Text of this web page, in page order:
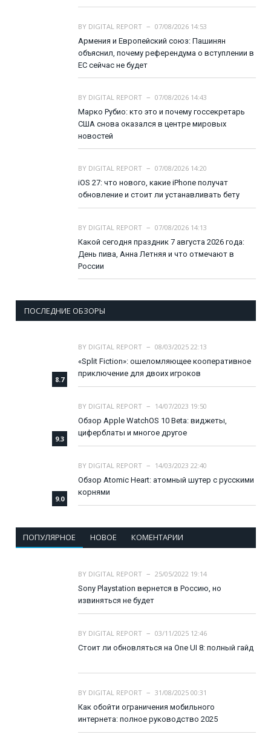
BY DIGITAL REPORT
07/08/2026 14:53
Армения и Европейский союз: Пашинян
объяснил, почему референдума о вступлении в
ЕС сейчас не будет
BY DIGITAL REPORT
07/08/2026 14:43
Марко Рубио: кто это и почему госсекретарь
США снова оказался в центре мировых
новостей
BY DIGITAL REPORT
07/08/2026 14:20
iOS 27: что нового, какие iPhone получат
обновление и стоит ли устанавливать бету
BY DIGITAL REPORT
07/08/2026 14:13
Какой сегодня праздник 7 августа 2026 года:
День пива, Анна Летняя и что отмечают в
России
ПОСЛЕДНИЕ ОБЗОРЫ
8.7
BY DIGITAL REPORT
08/03/2025 22:13
«Split Fiction»: ошеломляющее кооперативное
приключение для двоих игроков
9.3
BY DIGITAL REPORT
14/07/2023 19:50
Обзор Apple WatchOS 10 Beta: виджеты,
циферблаты и многое другое
9.0
BY DIGITAL REPORT
14/03/2023 22:40
Обзор Atomic Heart: атомный шутер с русскими
корнями
ПОПУЛЯРНОЕ НОВОЕ КОМЕНТАРИИ
BY DIGITAL REPORT
25/05/2022 19:14
Sony Playstation вернется в Россию, но
извиняться не будет
BY DIGITAL REPORT
03/11/2025 12:46
Стоит ли обновляться на One UI 8: полный гайд
BY DIGITAL REPORT
31/08/2025 00:31
Как обойти ограничения мобильного
интернета: полное руководство 2025